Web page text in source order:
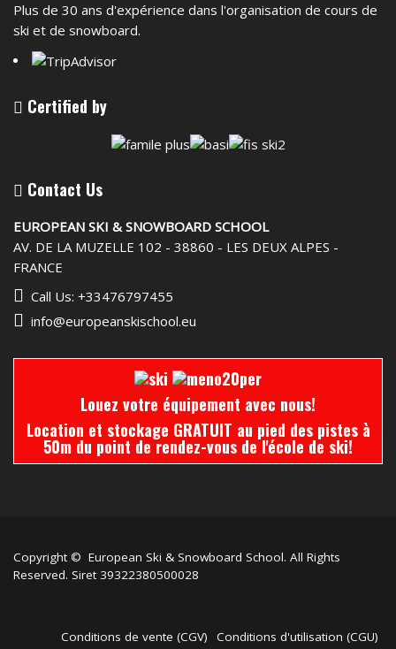
Plus de 30 ans d'expérience dans l'organisation de cours de
ski et de snowboard.
Certified by
Contact Us
EUROPEAN SKI & SNOWBOARD SCHOOL
AV. DE LA MUZELLE 102 - 38860 - LES DEUX ALPES -
FRANCE
Call Us: +33476797455
info@europeanskischool.eu
Louez votre équipement avec nous!
Location et stockage GRATUIT au pied des pistes à
50m du point de rendez-vous de l'école de ski!
Copyright © European Ski & Snowboard School. All Rights
Reserved. Siret 39322380500028
Conditions de vente (CGV)
Conditions d'utilisation (CGU)